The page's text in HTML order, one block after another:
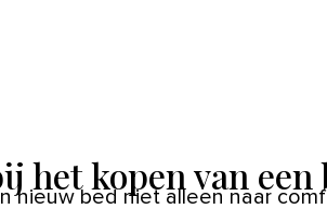
het kopen van een